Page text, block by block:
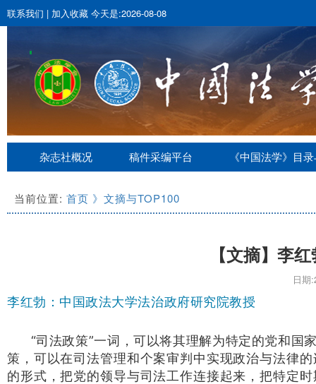
联系我们 | 加入收藏 今天是:2026-08-08
杂志社概况 稿件采编平台 《中国法学》目
当前位置: 首页 》文摘与TOP100
【文摘】李
日期
李红勃：中国政法大学法治政府研究院教授
“司法政策”一词，可以将其理解为特定的党和国
策，可以在司法管理和个案审判中实现政治与法律
的形式，把党的领导与司法工作连接起来，把特定